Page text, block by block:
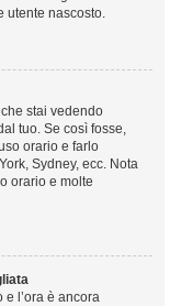
utente nascosto.
che stai vedendo
tuo. Se così fosse,
orario e farlo
Sydney, ecc. Nota
orario e molte
l’ora è ancora